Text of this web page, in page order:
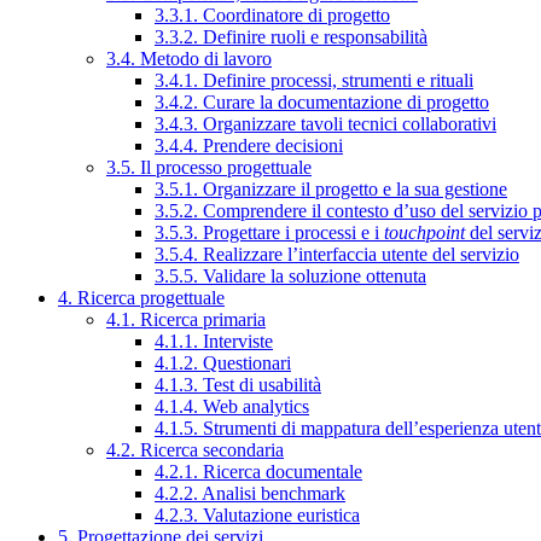
3.3.1. Coordinatore di progetto
3.3.2. Definire ruoli e responsabilità
3.4. Metodo di lavoro
3.4.1. Definire processi, strumenti e rituali
3.4.2. Curare la documentazione di progetto
3.4.3. Organizzare tavoli tecnici collaborativi
3.4.4. Prendere decisioni
3.5. Il processo progettuale
3.5.1. Organizzare il progetto e la sua gestione
3.5.2. Comprendere il contesto d’uso del servizio
3.5.3. Progettare i processi e i touchpointdel
3.5.4. Realizzare l’interfaccia utente del servizio
3.5.5. Validare la soluzione ottenuta
4. Ricerca progettuale
4.1. Ricerca primaria
4.1.1. Interviste
4.1.2. Questionari
4.1.3. Test di usabilità
4.1.4. Web analytics
4.1.5. Strumenti di mappatura dell’esperienza
4.2. Ricerca secondaria
4.2.1. Ricerca documentale
4.2.2. Analisi benchmark
4.2.3. Valutazione euristica
5. Progettazione dei servizi